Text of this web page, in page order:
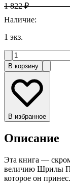
1 822 ₽
Наличие:
1 экз.
В корзину
В избранное
Описание
Эта книга —
величию Шрилы
которое он